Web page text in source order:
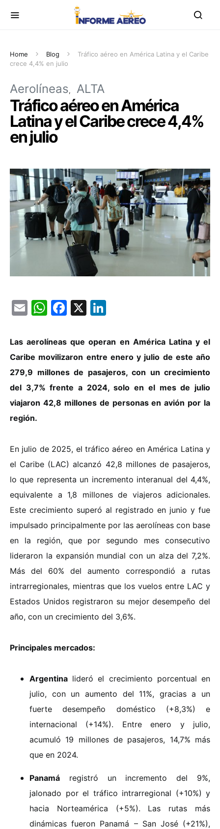
Home Blog
Tráfico aéreo en América Latina y el Caribe
crece 4,4% en julio
Aerolíneas ALTA
Tráfico aéreo en América
Latina y el Caribe crece 4,4%
en julio
EmailWhatsApp
Facebook
X
Las aerolíneas que operan en América Latina y el
Caribe movilizaron entre enero y julio de este año
279,9 millones de pasajeros, con un crecimiento
del 3,7% frente a 2024, solo en el mes de julio
viajaron 42,8 millones de personas en avión por la
región.
En julio de 2025, el tráfico aéreo en América Latina y
el Caribe (LAC) alcanzó 42,8 millones de pasajeros,
lo que representa un incremento interanual del 4,4%,
equivalente a 1,8 millones de viajeros adicionales.
Este crecimiento superó al registrado en junio y fue
impulsado principalmente por las aerolíneas con base
en la región, que por segundo mes consecutivo
lideraron la expansión mundial con un alza del 7,2%.
Más del 60% del aumento correspondió a rutas
intrarregionales, mientras que los vuelos entre LAC y
Estados Unidos registraron su mejor desempeño del
año, con un crecimiento del 3,6%.
Principales mercados:
Argentina lideró el crecimiento porcentual en
julio, con un aumento del 11%, gracias a un
fuerte desempeño doméstico (+8,3%) e
internacional (+14%). Entre enero y julio,
acumuló 19 millones de pasajeros, 14,7% más
que en 2024.
Panamá registró un incremento del 9%,
jalonado por el tráfico intrarregional (+10%) y
hacia Norteamérica (+5%). Las rutas más
dinámicas fueron Panamá – San José (+21%),